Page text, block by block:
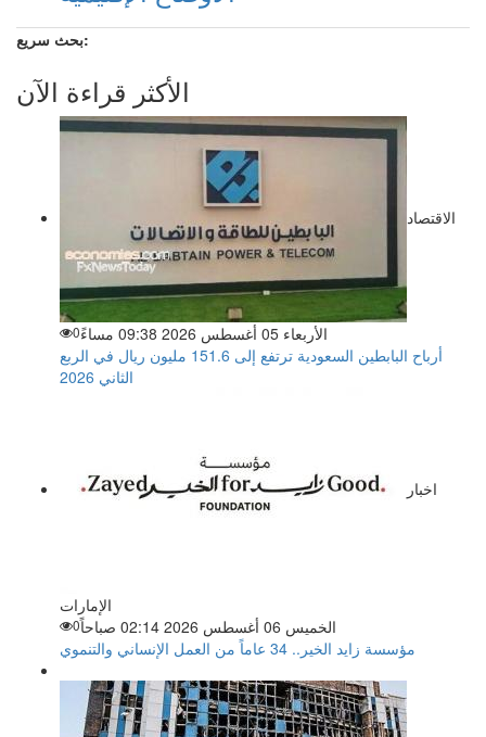
بحث سريع:
الأكثر قراءة الآن
الاقتصاد
الأربعاء 05 أغسطس 2026 09:38 مساءً 0
أرباح البابطين السعودية ترتفع إلى 151.6 مليون ريال في الربع
الثاني 2026
اخبار
الإمارات
الخميس 06 أغسطس 2026 02:14 صباحاً
0
مؤسسة زايد الخير.. 34 عاماً من العمل الإنساني والتنموي